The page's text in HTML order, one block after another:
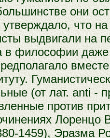
они
что
выдвигали на
в философии
(от лат. anti -
против
Лоренцо
1459), Эразма